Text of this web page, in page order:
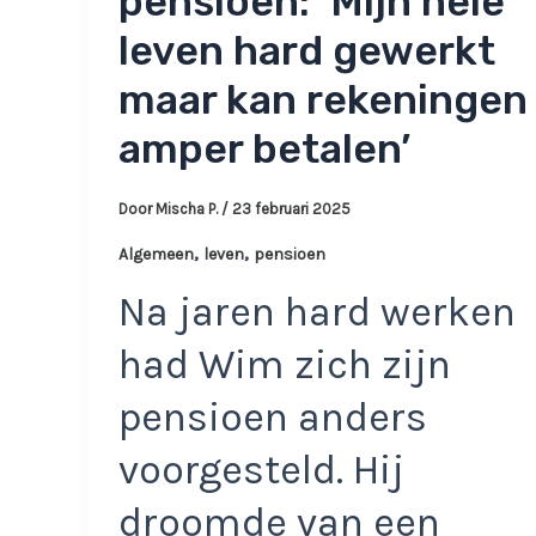
leven hard gewerkt
maar kan rekeningen
amper betalen’
Door Mischa P. / 23 februari 2025
Algemeen, leven, pensioen
Na jaren hard werken
had Wim zich zijn
pensioen anders
voorgesteld. Hij
droomde van een